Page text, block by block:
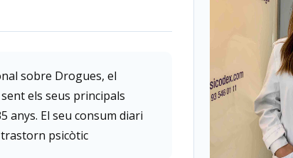
sobre Drogues, el
els seus principals
anys. El seu consum diari
psicòtic